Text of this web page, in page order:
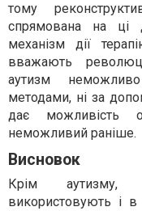
тому
спрямована на ці
механізм дії
вважають
аутизм
методами, ні за
дає можливість
неможливий раніше.
Висновок
Крім аутизму,
використовують і в